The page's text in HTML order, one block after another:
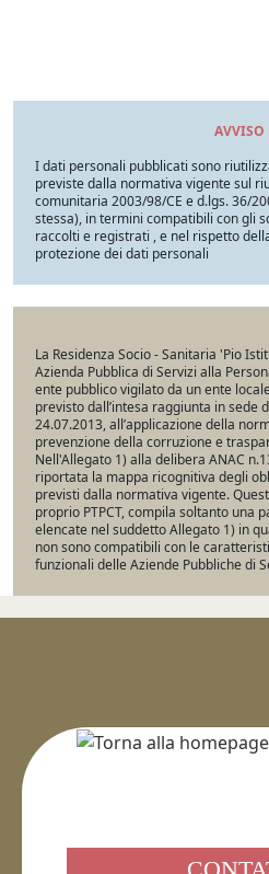
AVVISO
I dati personali pubblicati sono
previste dalla normativa vigente sul
comunitaria 2003/98/CE e d.lgs. 36/
stessa), in termini compatibili con gli
raccolti e registrati , e nel rispetto
protezione dei dati personali
La Residenza Socio - Sanitaria 'Pio
Azienda Pubblica di Servizi alla
ente pubblico vigilato da un ente
previsto dall’intesa raggiunta in sede
24.07.2013, all’applicazione della
prevenzione della corruzione e
Nell'Allegato 1) alla delibera ANAC
riportata la mappa ricognitiva degli
previsti dalla normativa vigente.
proprio PTPCT, compila soltanto una
elencate nel suddetto Allegato 1) in
non sono compatibili con le
funzionali delle Aziende Pubbliche di